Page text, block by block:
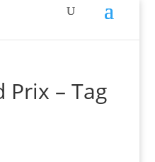
Prix – Tag